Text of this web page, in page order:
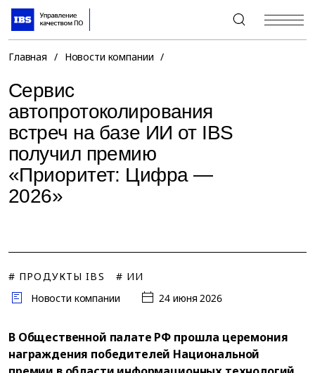
+7 (495) 967-80-80
Главная / Новости компании /
Сервис
автопротоколирования
встреч на базе ИИ от IBS
получил премию
«Приоритет: Цифра —
2026»
# ПРОДУКТЫ IBS
# ИИ
Новости компании
24 июня 2026
В Общественной палате РФ прошла церемония
награждения победителей Национальной